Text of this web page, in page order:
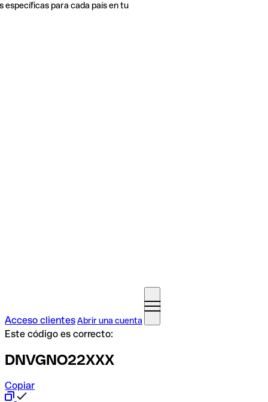
específicas para cada país en tu
Acceso clientesAbrir una cuenta
Este código es correcto:
DNVGNO22XXX
Copiar